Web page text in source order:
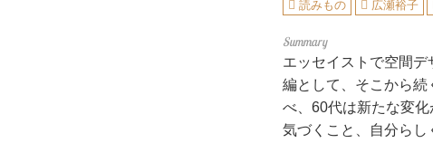
読みもの 広瀬裕子
エッセイストで空間
編として、そこから
べ、60代は新たな変
気づくこと、自分らし